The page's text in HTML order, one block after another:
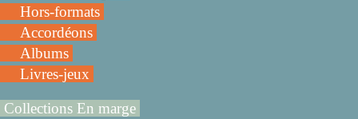
Hors-formats
Accordéons
Albums
Livres-jeux
Collections En marge